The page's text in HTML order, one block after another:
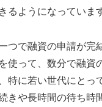
るようになっていま
つで融資の申請が完
使って、数分で融資
特に若い世代にとっ
きや長時間の待ち時